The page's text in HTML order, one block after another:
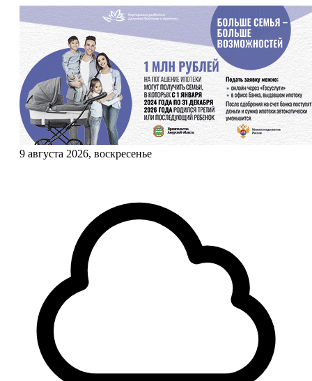
9 августа 2026, воскресенье